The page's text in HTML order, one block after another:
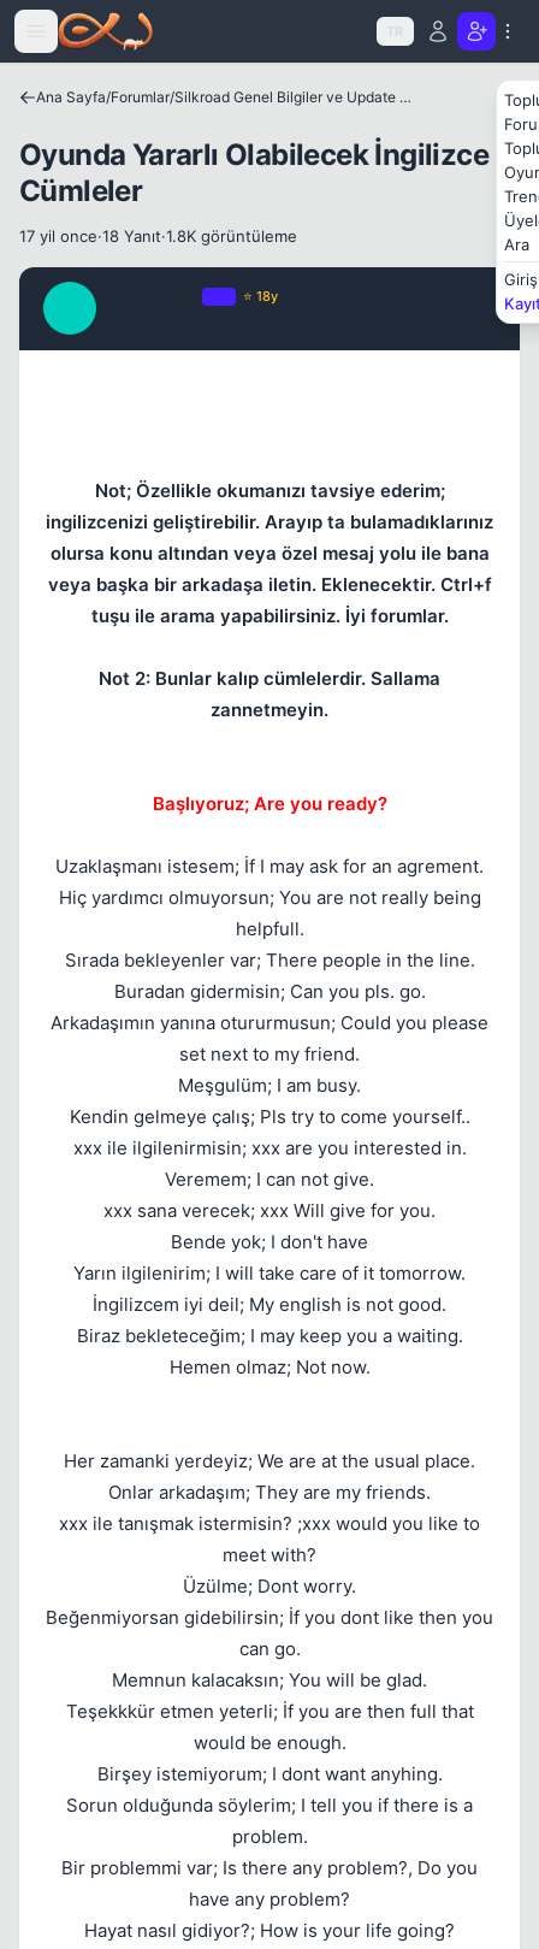
Icerige atla
TR
Ara
Giriş
Ana Sayfa/Forumlar/ Silkroad Genel Bilgiler ve Update Bilgileri
Oyunda Yararlı Olabilecek İngilizce
Cümleler
17 yil once·18 Yanıt·1.8K görüntüleme
⭐ 18y
Not; Özellikle okumanızı tavsiye ederim;
ingilizcenizi geliştirebilir. Arayıp ta bulamadıklarınız
olursa konu altından veya özel mesaj yolu ile bana
veya başka bir arkadaşa iletin. Eklenecektir. Ctrl+f
tuşu ile arama yapabilirsiniz. İyi forumlar.
Not 2: Bunlar kalıp cümlelerdir. Sallama
zannetmeyin.
Başlıyoruz; Are you ready?
Uzaklaşmanı istesem; İf I may ask for an agrement.
Hiç yardımcı olmuyorsun; You are not really being
helpfull.
Sırada bekleyenler var; There people in the line.
Buradan gidermisin; Can you pls. go.
Arkadaşımın yanına otururmusun; Could you please
set next to my friend.
Meşgulüm; I am busy.
Kendin gelmeye çalış; Pls try to come yourself..
xxx ile ilgilenirmisin; xxx are you interested in.
Veremem; I can not give.
xxx sana verecek; xxx Will give for you.
Bende yok; I don't have
Yarın ilgilenirim; I will take care of it tomorrow.
İngilizcem iyi deil; My english is not good.
Biraz bekleteceğim; I may keep you a waiting.
Hemen olmaz; Not now.
Her zamanki yerdeyiz; We are at the usual place.
Onlar arkadaşım; They are my friends.
xxx ile tanışmak istermisin? ;xxx would you like to
meet with?
Üzülme; Dont worry.
Beğenmiyorsan gidebilirsin; İf you dont like then you
can go.
Memnun kalacaksın; You will be glad.
Teşekkkür etmen yeterli; İf you are then full that
would be enough.
Birşey istemiyorum; I dont want anyhing.
Sorun olduğunda söylerim; I tell you if there is a
problem.
Bir problemmi var; Is there any problem?, Do you
have any problem?
Hayat nasıl gidiyor?; How is your life going?